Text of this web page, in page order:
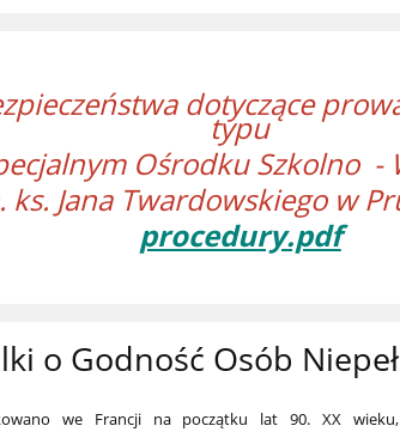
dotyczące
typu
Ośrodku Szkolno -
ks. Jana Twardowskiego w
procedury.pdf
o Godność Osób
we Francji na początku lat 90. XX